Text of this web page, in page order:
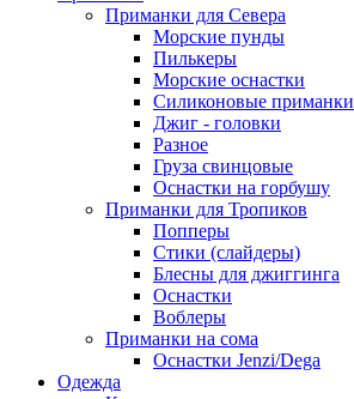
Приманки для Севера
Морские пунды
Пилькеры
Морские оснастки
Силиконовые приманки
Джиг - головки
Разное
Груза свинцовые
Оснастки на горбушу
Приманки для Тропиков
Попперы
Стики (слайдеры)
Блесны для джиггинга
Оснастки
Воблеры
Приманки на сома
Оснастки Jenzi/Dega
Одежда